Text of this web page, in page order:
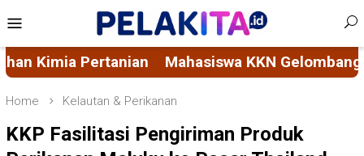
to
content
Menu
116 Unhas Rintis Bank Sampah di
Home Kelautan & Perikanan
KKP Fasilitasi Pengiriman Produk